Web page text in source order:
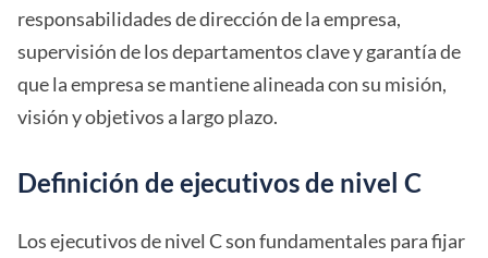
responsabilidades de dirección de la empresa,
supervisión de los departamentos clave y garantía de
que la empresa se mantiene alineada con su misión,
visión y objetivos a largo plazo.
Definición de ejecutivos de nivel C
Los ejecutivos de nivel C son fundamentales para fijar